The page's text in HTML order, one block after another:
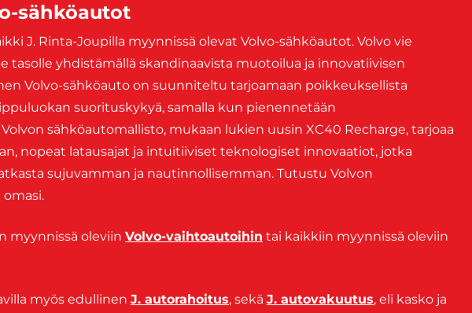
sähköautot
J. Rinta-Joupilla myynnissä olevat Volvo-sähköautot. Volvo vie
tasolle yhdistämällä skandinaavista muotoilua ja innovatiivisen
Volvo-sähköauto on suunniteltu tarjoamaan poikkeuksellista
suorituskykyä, samalla kun pienennetään
sähköautomallisto, mukaan lukien uusin XC40 Recharge, tarjoaa
nopeat latausajat ja intuitiiviset teknologiset innovaatiot, jotka
sujuvamman ja nautinnollisemman. Tutustu Volvon
myynnissä oleviin Volvo-vaihtoautoihin tai kaikkiin myynnissä oleviin
myös edullinen J. autorahoitus, sekä J. autovakuutus, eli kasko ja